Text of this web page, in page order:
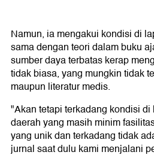
Namun, ia mengakui kondisi di
sama dengan teori dalam buku
sumber daya terbatas kerap
tidak biasa, yang mungkin tidak
maupun literatur medis.
"Akan tetapi terkadang kondisi
daerah yang masih minim
yang unik dan terkadang tidak
jurnal saat dulu kami menjalani